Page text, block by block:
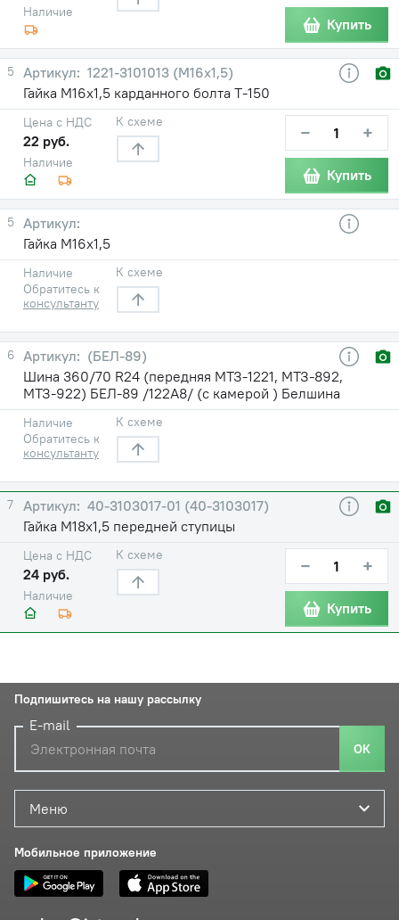
Наличие
Купить
5
1221-3101013 (М16х1,5)
Гайка М16х1,5 карданного болта Т-150
Наличие
Цена с НДС
22 руб.
К схеме − +
Купить
5
Гайка М16х1,5
Наличие
Обратитесь к
консультанту
К схеме
6
(БЕЛ-89)
Шина 360/70 R24 (передняя МТЗ-1221, МТЗ-892,
МТЗ-922) БЕЛ-89 /122A8/ (с камерой ) Белшина
Наличие
Обратитесь к
консультанту
К схеме
7
40-3103017-01 (40-3103017)
Гайка М18х1,5 передней ступицы
Наличие
Цена с НДС
24 руб.
К схеме − +
Купить
Меню
Мобильное приложение
Подпишитесь на нашу рассылку
E-mail
ОК